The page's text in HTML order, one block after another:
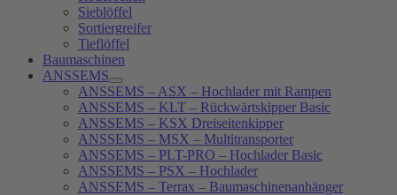
Sieblöffel
Sortiergreifer
Tieflöffel
Baumaschinen
ANSSEMS
ANSSEMS – ASX – Hochlader mit Rampen
ANSSEMS – KLT – Rückwärtskipper Basic
ANSSEMS – KSX Dreiseitenkipper
ANSSEMS – MSX – Multitransporter
ANSSEMS – PLT-PRO – Hochlader Basic
ANSSEMS – PSX – Hochlader
ANSSEMS – Terrax – Baumaschinenanhänger